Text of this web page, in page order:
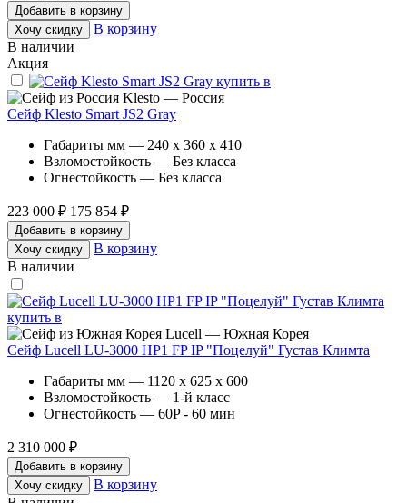
Добавить в корзину
Хочу скидку
В корзину
В наличии
Акция
Klesto — Россия
Сейф Klesto Smart JS2 Gray
Габариты мм — 240 x 360 x 410
Взломостойкость — Без класса
Огнестойкость — Без класса
223 000 ₽ 175 854 ₽
Добавить в корзину
Хочу скидку
В корзину
В наличии
Lucell — Южная Корея
Сейф Lucell LU-3000 HP1 FP IP "Поцелуй" Густав Климта
Габариты мм — 1120 x 625 x 600
Взломостойкость — 1-й класс
Огнестойкость — 60P - 60 мин
2 310 000 ₽
Добавить в корзину
Хочу скидку
В корзину